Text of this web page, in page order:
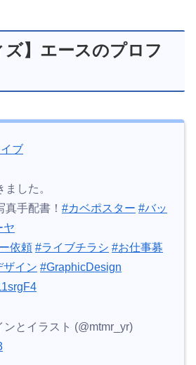
ズ】エースのプロフ
ブ
した。
手配書！ #カベポスター #バッ
ヤ
依頼 #ライブチラシ #お仕事募
ザイン #GraphicDesign
とイラスト (@mtmr_yr)